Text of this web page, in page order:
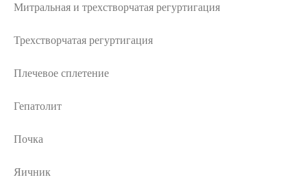
Митральная и трехстворчатая регуртигация
Трехстворчатая регуртигация
Плечевое сплетение
Гепатолит
Почка
Яичник